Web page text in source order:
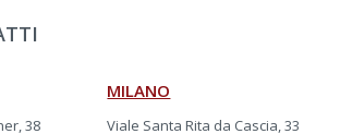
38
MILANO
Viale Santa Rita da Cascia, 33